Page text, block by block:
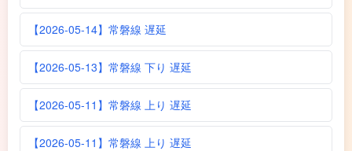
【2026-05-14】常磐線 遅延
【2026-05-13】常磐線 下り 遅延
【2026-05-11】常磐線 上り 遅延
【2026-05-11】常磐線 上り 遅延